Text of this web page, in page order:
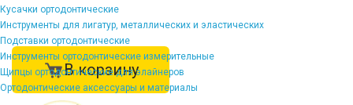
Кусачки ортодонтические
Инструменты для лигатур, металлических и эластических
Подставки ортодонтические
Инструменты ортодонтические измерительные
Щипцы ортодонтические для элайнеров
Ортодонтические аксессуары и материалы
В корзину